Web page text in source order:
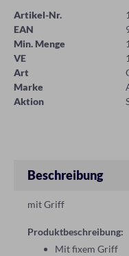
Artikel-Nr.
EAN
Min. Menge
VE
Art
Marke
Aktion
Beschreibung
mit Griff
Produktbeschreibung:
Mit fixem Griff